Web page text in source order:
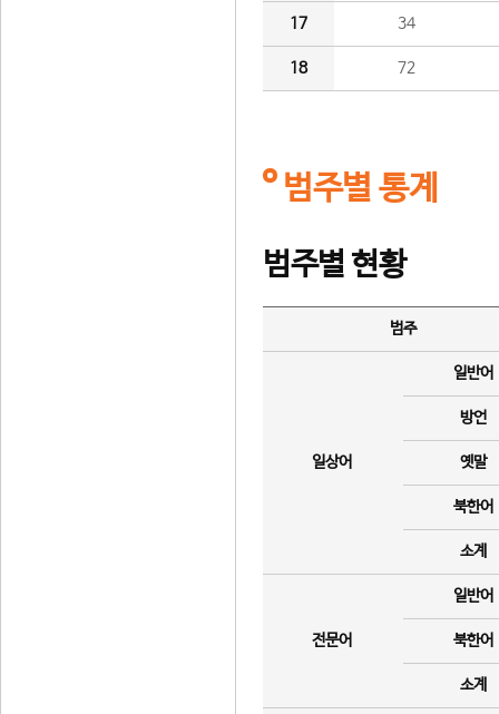
17 34
18 72
범주별 통계
범주별 현황
범주
일상어
일반어
방언
옛말
북한어
소계
전문어
일반어
북한어
소계